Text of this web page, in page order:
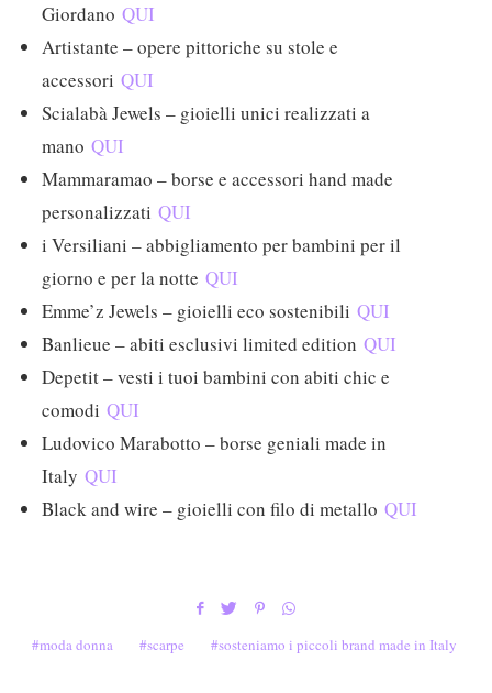
GiordanoQUI
Artistante – opere pittoriche su stole e
accessoriQUI
Scialabà Jewels – gioielli unici realizzati a
manoQUI
Mammaramao – borse e accessori hand made
personalizzatiQUI
i Versiliani – abbigliamento per bambini per il
giorno e per la notteQUI
Emme’z Jewels – gioielli eco sostenibiliQUI
Banlieue – abiti esclusivi limited editionQUI
Depetit – vesti i tuoi bambini con abiti chic e
comodiQUI
Ludovico Marabotto – borse geniali made in
ItalyQUI
Black and wire – gioielli con filo di metalloQUI
moda donna scarpe sosteniamo i piccoli brand made in Italy